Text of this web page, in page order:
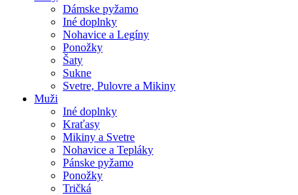
Dámske pyžamo
Iné doplnky
Nohavice a Legíny
Ponožky
Šaty
Sukne
Svetre, Pulovre a Mikiny
Muži
Iné doplnky
Kraťasy
Mikiny a Svetre
Nohavice a Tepláky
Pánske pyžamo
Ponožky
Tričká